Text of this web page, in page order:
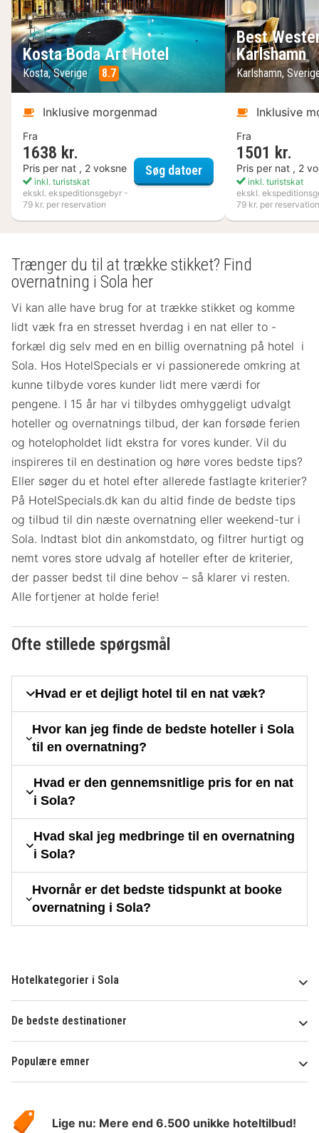
Kosta Boda Art Hotel
Kosta, Sverige 8.7
Inklusive morgenmad
Fra
1638 kr.
Pris per nat , 2 voksne
inkl. turistskat
ekskl. ekspeditionsgebyr -
79 kr. per reservation
Søg datoerKosta Boda Art Hotel
Best
Karlshamn
Karlshamn,
Inklusive
Fra
1501 kr.
Pris per nat , 2
inkl. turistskat
ekskl.
79 kr. per reservation
Trænger du til at trække stikket? Find
overnatning i Sola her
Vi kan alle have brug for at trække stikket og komme
lidt væk fra en stresset hverdag i en nat eller to -
forkæl dig selv med en en billig overnatning på hotel i
Sola. Hos HotelSpecials er vi passionerede omkring at
kunne tilbyde vores kunder lidt mere værdi for
pengene. I 15 år har vi tilbydes omhyggeligt udvalgt
hoteller og overnatnings tilbud, der kan forsøde ferien
og hotelopholdet lidt ekstra for vores kunder. Vil du
inspireres til en destination og høre vores bedste tips?
Eller søger du et hotel efter allerede fastlagte kriterier?
På HotelSpecials.dk kan du altid finde de bedste tips
og tilbud til din næste overnatning eller weekend-tur i
Sola. Indtast blot din ankomstdato, og filtrer hurtigt og
nemt vores store udvalg af hoteller efter de kriterier,
der passer bedst til dine behov – så klarer vi resten.
Alle fortjener at holde ferie!
Ofte stillede spørgsmål
Hvad er et dejligt hotel til en nat væk?
Hvor kan jeg finde de bedste hoteller i Sola
til en overnatning?
Hvad er den gennemsnitlige pris for en nat
i Sola?
Hvad skal jeg medbringe til en overnatning
i Sola?
Hvornår er det bedste tidspunkt at booke
overnatning i Sola?
Hotelkategorier i Sola
De bedste destinationer
Populære emner
HotelSpecials
Lige nu: Mere end 6.500 unikke hoteltilbud!